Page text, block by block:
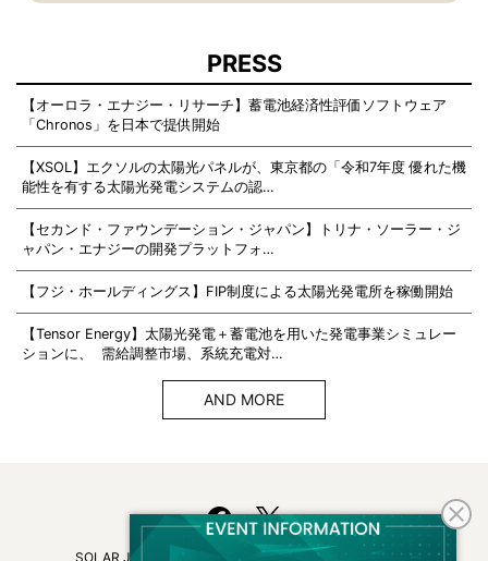
PRESS
【オーロラ・エナジー・リサーチ】蓄電池経済性評価ソフトウェア
「Chronos」を日本で提供開始
【XSOL】エクソルの太陽光パネルが、東京都の「令和7年度 優れた機
能性を有する太陽光発電システムの認…
【セカンド・ファウンデーション・ジャパン】トリナ・ソーラー・ジ
ャパン・エナジーの開発プラットフォ…
【フジ・ホールディングス】FIP制度による太陽光発電所を稼働開始
【Tensor Energy】太陽光発電＋蓄電池を用いた発電事業シミュレー
ションに、 需給調整市場、系統充電対…
AND MORE
SOLAR JOURNALについて フリーマガジンはこちら